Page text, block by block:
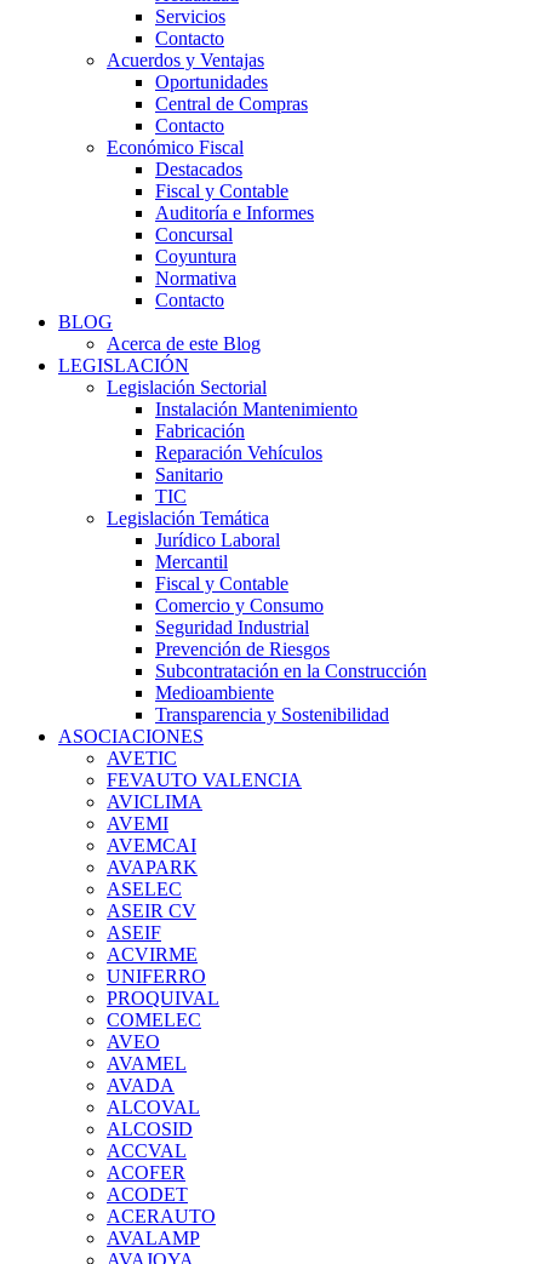
Servicios
Contacto
Acuerdos y Ventajas
Oportunidades
Central de Compras
Contacto
Económico Fiscal
Destacados
Fiscal y Contable
Auditoría e Informes
Concursal
Coyuntura
Normativa
Contacto
BLOG
Acerca de este Blog
LEGISLACIÓN
Legislación Sectorial
Instalación Mantenimiento
Fabricación
Reparación Vehículos
Sanitario
TIC
Legislación Temática
Jurídico Laboral
Mercantil
Fiscal y Contable
Comercio y Consumo
Seguridad Industrial
Prevención de Riesgos
Subcontratación en la Construcción
Medioambiente
Transparencia y Sostenibilidad
ASOCIACIONES
AVETIC
FEVAUTO VALENCIA
AVICLIMA
AVEMI
AVEMCAI
AVAPARK
ASELEC
ASEIR CV
ASEIF
ACVIRME
UNIFERRO
PROQUIVAL
COMELEC
AVEO
AVAMEL
AVADA
ALCOVAL
ALCOSID
ACCVAL
ACOFER
ACODET
ACERAUTO
AVALAMP
AVAJOYA